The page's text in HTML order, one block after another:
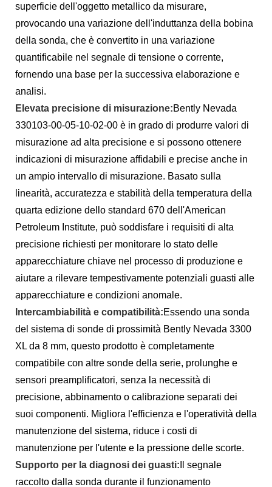
superficie dell'oggetto metallico da misurare,
provocando una variazione dell'induttanza della bobina
della sonda, che è convertito in una variazione
quantificabile nel segnale di tensione o corrente,
fornendo una base per la successiva elaborazione e
analisi.
Elevata precisione di misurazione:Bently Nevada
330103-00-05-10-02-00 è in grado di produrre valori di
misurazione ad alta precisione e si possono ottenere
indicazioni di misurazione affidabili e precise anche in
un ampio intervallo di misurazione. Basato sulla
linearità, accuratezza e stabilità della temperatura della
quarta edizione dello standard 670 dell'American
Petroleum Institute, può soddisfare i requisiti di alta
precisione richiesti per monitorare lo stato delle
apparecchiature chiave nel processo di produzione e
aiutare a rilevare tempestivamente potenziali guasti alle
apparecchiature e condizioni anomale.
Intercambiabilità e compatibilità:Essendo una sonda
del sistema di sonde di prossimità Bently Nevada 3300
XL da 8 mm, questo prodotto è completamente
compatibile con altre sonde della serie, prolunghe e
sensori preamplificatori, senza la necessità di
precisione, abbinamento o calibrazione separati dei
suoi componenti. Migliora l'efficienza e l'operatività della
manutenzione del sistema, riduce i costi di
manutenzione per l'utente e la pressione delle scorte.
Supporto per la diagnosi dei guasti: Il segnale
raccolto dalla sonda durante il funzionamento